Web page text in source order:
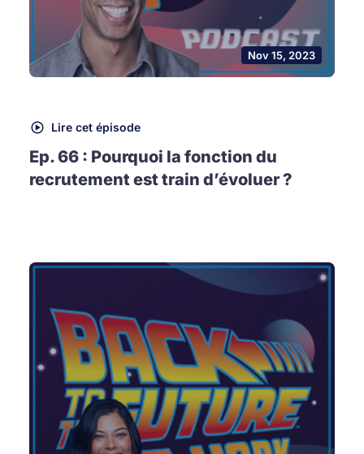
Nov 15, 2023
Lire cet épisode
Ep. 66 : Pourquoi la fonction du
recrutement est train d’évoluer ?